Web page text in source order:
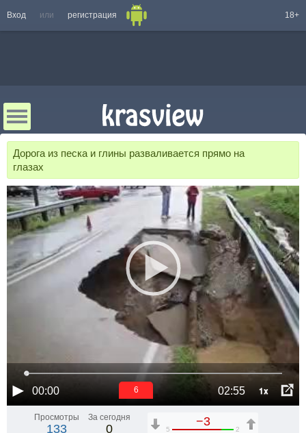
Вход или регистрация 18+
Дорога из песка и глины разваливается прямо на
глазах
00:00 02:55 1x
6
Просмотры
133
За сегодня
0
−3
5 2